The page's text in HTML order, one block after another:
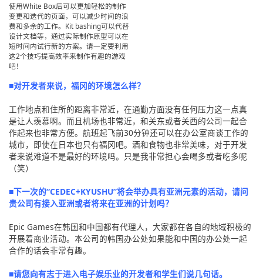
使用White Box后可以更加轻松的制作
变更和迭代的页面，可以减少时间的浪
费和多余的工作。Kit bashing可以代替
设计文档等，通过实际制作原型可以在
短时间内试行新的方案。请一定要利用
这2个技巧提高效率来制作有趣的游戏
吧！
■对开发者来说，福冈的环境怎么样？
工作地点和住所的距离非常近，在通勤方面没有任何压力这一点真
是让人羡慕啊。而且机场也非常近，和关东或者关西的公司一起合
作起来也非常方便。航班起飞前30分钟还可以在办公室商谈工作的
城市，即使在日本也只有福冈吧。酒和食物也非常美味，对于开发
者来说难道不是最好的环境吗。只是我非常担心会喝多或者吃多呢
（笑）
■下一次的“CEDEC+KYUSHU”将会举办具有亚洲元素的活动，请问
贵公司有接入亚洲或者将来在亚洲的计划吗？
Epic Games在韩国和中国都有代理人，大家都在各自的地域积极的
开展着商业活动。本公司的韩国办公处如果能和中国的办公处一起
合作的话会非常有趣。
■请您向有志于进入电子娱乐业的开发者和学生们说几句话。